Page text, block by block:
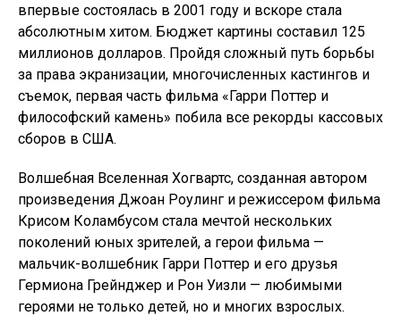
впервые состоялась в 2001 году и вскоре стала
абсолютным хитом. Бюджет картины составил 125
миллионов долларов. Пройдя сложный путь борьбы
за права экранизации, многочисленных кастингов и
съемок, первая часть фильма «Гарри Поттер и
философский камень» побила все рекорды кассовых
сборов в США.
Волшебная Вселенная Хогвартс, созданная автором
произведения Джоан Роулинг и режиссером фильма
Крисом Коламбусом стала мечтой нескольких
поколений юных зрителей, а герои фильма —
мальчик-волшебник Гарри Поттер и его друзья
Гермиона Грейнджер и Рон Уизли — любимыми
героями не только детей, но и многих взрослых.